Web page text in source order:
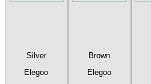
Silver
Elegoo
Brown
Elegoo